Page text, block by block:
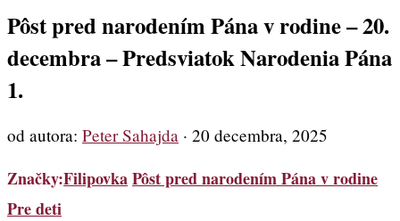
Pôst pred narodením Pána v rodine – 20.
decembra – Predsviatok Narodenia Pána
1.
od autora: Peter Sahajda · 20 decembra, 2025
Značky:FilipovkaPôst pred narodením Pána v rodine
Pre deti